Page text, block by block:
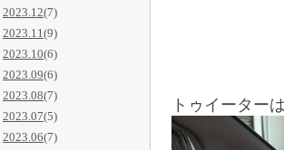
2023.12(7)
2023.11(9)
2023.10(6)
2023.09(6)
2023.08(7)
2023.07(5)
2023.06(7)
トゥイーター